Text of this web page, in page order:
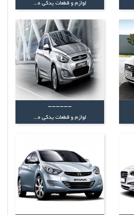
لوازم و قطعات یدکی ه...
------
لوازم و قطعات یدکی ه...